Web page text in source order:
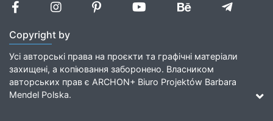
Copyright by
Усі авторські права на проєкти та графічні матеріали
захищені, а копіювання заборонено. Власником
авторських прав є ARCHON+ Biuro Projektów Barbara
Mendel Polska.